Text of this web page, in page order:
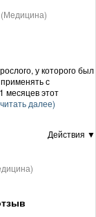
(Медицина)
у которого был
с
месяцев этот
далее)
Действия ▼